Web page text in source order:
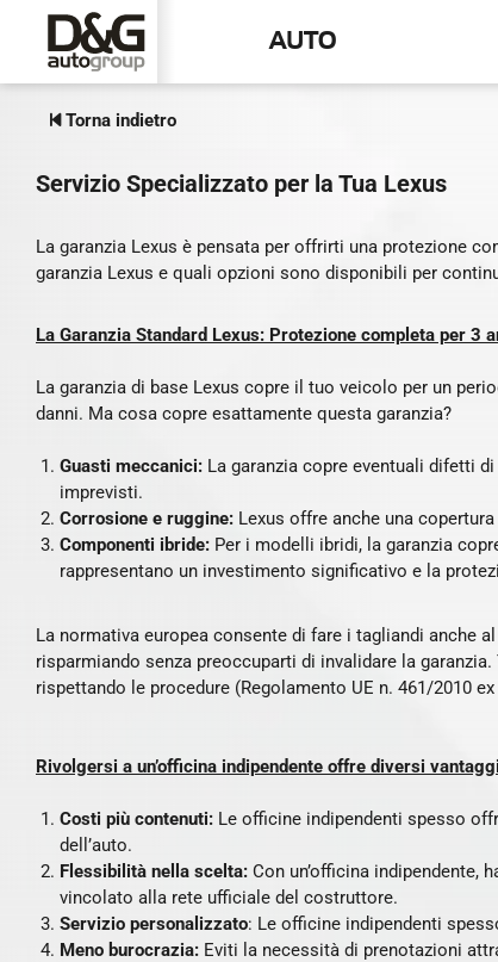
AUTO
TAGLIANDO LEXUS
Torna indietro
Servizio Specializzato per la Tua Lexus
La garanzia Lexus è pensata per offrirti una protezione
garanzia Lexus e quali opzioni sono disponibili per
La Garanzia Standard Lexus: Protezione completa per 3
La garanzia di base Lexus copre il tuo veicolo per un
danni. Ma cosa copre esattamente questa garanzia?
Guasti meccanici: La garanzia copre eventuali difetti
imprevisti.
Corrosione e ruggine: Lexus offre anche una
Componenti ibride: Per i modelli ibridi, la garanzia
rappresentano un investimento significativo e la
La normativa europea consente di fare i tagliandi anche
risparmiando senza preoccuparti di invalidare la
rispettando le procedure (Regolamento UE n. 461/2010
Rivolgersi a un’officina indipendente offre diversi
Costi più contenuti: Le officine indipendenti spesso
dell’auto.
Flessibilità nella scelta: Con un’officina
vincolato alla rete ufficiale del costruttore.
Servizio personalizzato: Le officine indipendenti
Meno burocrazia: Eviti la necessità di prenotazioni